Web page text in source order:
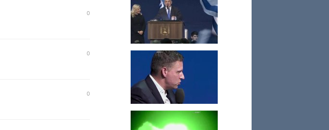
0
0
0